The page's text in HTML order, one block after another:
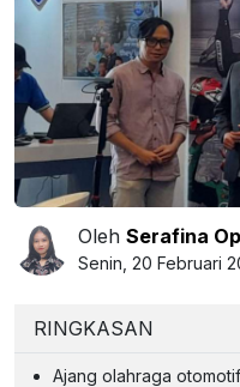
Oleh Serafina
Senin, 20 Februari
RINGKASAN
Ajang olahraga